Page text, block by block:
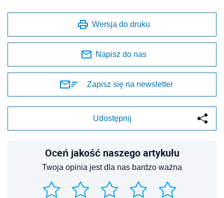
Wersja do druku
Napisz do nas
Zapisz się na newsletter
Udostępnij
Oceń jakość naszego artykułu
Twoja opinia jest dla nas bardzo ważna